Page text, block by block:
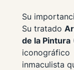
Su
Su tratado
de la Pintura
iconográfico
inmaculista